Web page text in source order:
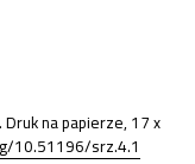
Druk na papierze, 17 x
10.51196/srz.4.1